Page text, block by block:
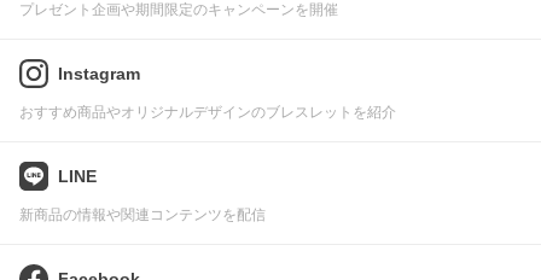
プレゼント企画や期間限定のキャンペーンを開催
Instagram
おすすめ商品やオリジナルデザインのブレスレットを紹介
LINE
新商品の情報や関連コンテンツを配信